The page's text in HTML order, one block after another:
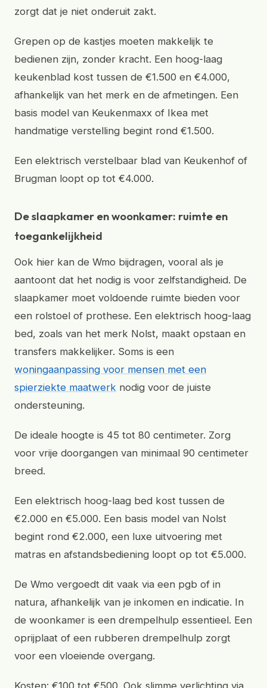
zorgt dat je niet onderuit zakt.
Grepen op de kastjes moeten makkelijk te
bedienen zijn, zonder kracht. Een hoog-laag
keukenblad kost tussen de €1.500 en €4.000,
afhankelijk van het merk en de afmetingen. Een
basis model van Keukenmaxx of Ikea met
handmatige verstelling begint rond €1.500.
Een elektrisch verstelbaar blad van Keukenhof of
Brugman loopt op tot €4.000.
De slaapkamer en woonkamer: ruimte en
toegankelijkheid
Ook hier kan de Wmo bijdragen, vooral als je
aantoont dat het nodig is voor zelfstandigheid. De
slaapkamer moet voldoende ruimte bieden voor
een rolstoel of prothese. Een elektrisch hoog-laag
bed, zoals van het merk Nolst, maakt opstaan en
transfers makkelijker. Soms is een
woningaanpassing voor mensen met een
spierziekte maatwerk nodig voor de juiste
ondersteuning.
De ideale hoogte is 45 tot 80 centimeter. Zorg
voor vrije doorgangen van minimaal 90 centimeter
breed.
Een elektrisch hoog-laag bed kost tussen de
€2.000 en €5.000. Een basis model van Nolst
begint rond €2.000, een luxe uitvoering met
matras en afstandsbediening loopt op tot €5.000.
De Wmo vergoedt dit vaak via een pgb of in
natura, afhankelijk van je inkomen en indicatie. In
de woonkamer is een drempelhulp essentieel. Een
oprijplaat of een rubberen drempelhulp zorgt
voor een vloeiende overgang.
Kosten: €100 tot €500. Ook slimme verlichting via